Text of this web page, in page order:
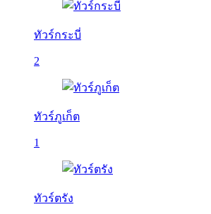
ทัวร์กระบี่
2
ทัวร์ภูเก็ต
1
ทัวร์ตรัง